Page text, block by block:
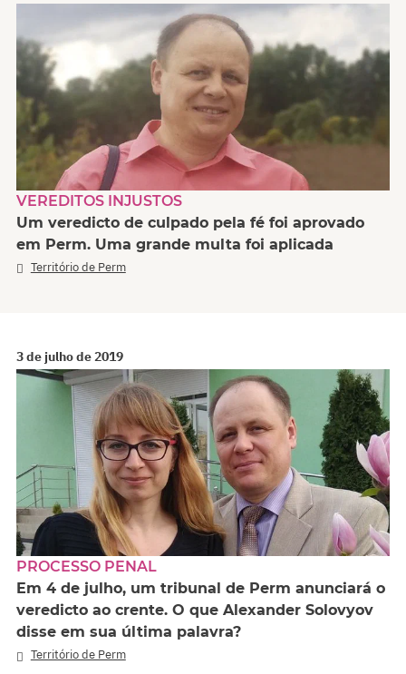
VEREDITOS INJUSTOS
Um veredicto de culpado pela fé foi aprovado
em Perm. Uma grande multa foi aplicada
Território de Perm
3 de julho de 2019
PROCESSO PENAL
Em 4 de julho, um tribunal de Perm anunciará o
veredicto ao crente. O que Alexander Solovyov
disse em sua última palavra?
Território de Perm